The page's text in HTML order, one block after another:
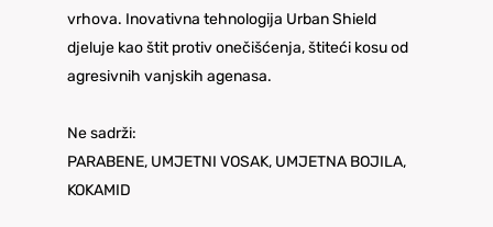
vrhova. Inovativna tehnologija Urban Shield
djeluje kao štit protiv onečišćenja, štiteći kosu od
agresivnih vanjskih agenasa.
Ne sadrži:
PARABENE, UMJETNI VOSAK, UMJETNA BOJILA,
KOKAMID